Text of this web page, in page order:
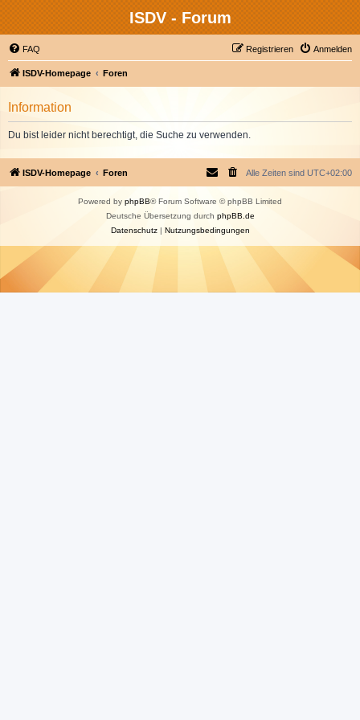
ISDV - Forum
FAQ Anmelden
Registrieren
ISDV-Homepage Foren
Information
Du bist leider nicht berechtigt, die Suche zu verwenden.
ISDV-Homepage Foren Alle Zeiten sind UTC+02:00
Powered by phpBB® Forum Software © phpBB Limited
Deutsche Übersetzung durch phpBB.de
Datenschutz| Nutzungsbedingungen